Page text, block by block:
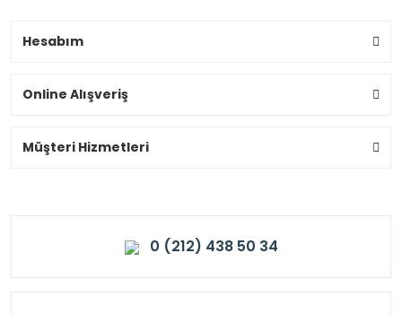
Hesabım
Online Alışveriş
Müşteri Hizmetleri
0 (212) 438 50 34